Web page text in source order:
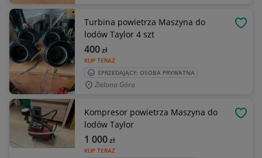
Turbina powietrza Maszyna do
lodów Taylor 4 szt
KUP TERAZ
400zł
SPRZEDAJĄCY: OSOBA PRYWATNA
Zielona Góra
Kompresor powietrza Maszyna do
lodów Taylor
KUP TERAZ
1 000zł